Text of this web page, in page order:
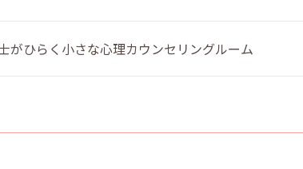
がひらく小さな心理カウンセリングルーム